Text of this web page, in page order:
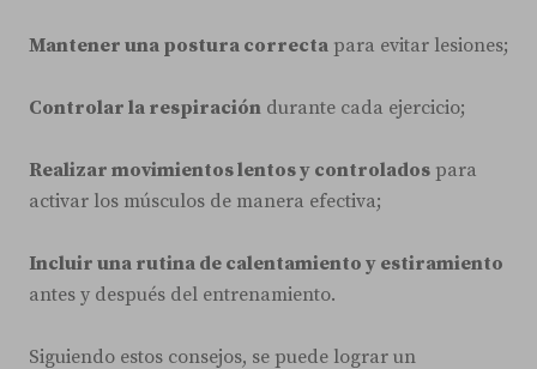
Mantener una postura correcta para evitar lesiones;
Controlar la respiración durante cada ejercicio;
Realizar movimientos lentos y controlados para
activar los músculos de manera efectiva;
Incluir una rutina de calentamiento y estiramiento
antes y después del entrenamiento.
Siguiendo estos consejos, se puede lograr un